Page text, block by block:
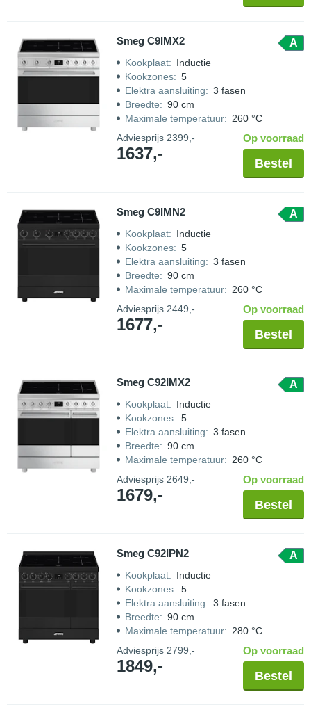
Smeg C9IMX2 A
Kookplaat: Inductie
Kookzones: 5
Elektra aansluiting: 3 fasen
Breedte: 90 cm
Maximale temperatuur: 260 °C
Adviesprijs 2399,-
1637,-
Op voorraad
Bestel
Smeg C9IMN2 A
Kookplaat: Inductie
Kookzones: 5
Elektra aansluiting: 3 fasen
Breedte: 90 cm
Maximale temperatuur: 260 °C
Adviesprijs 2449,-
1677,-
Op voorraad
Bestel
Smeg C92IMX2 A
Kookplaat: Inductie
Kookzones: 5
Elektra aansluiting: 3 fasen
Breedte: 90 cm
Maximale temperatuur: 260 °C
Adviesprijs 2649,-
1679,-
Op voorraad
Bestel
Smeg C92IPN2 A
Kookplaat: Inductie
Kookzones: 5
Elektra aansluiting: 3 fasen
Breedte: 90 cm
Maximale temperatuur: 280 °C
Adviesprijs 2799,-
1849,-
Op voorraad
Bestel